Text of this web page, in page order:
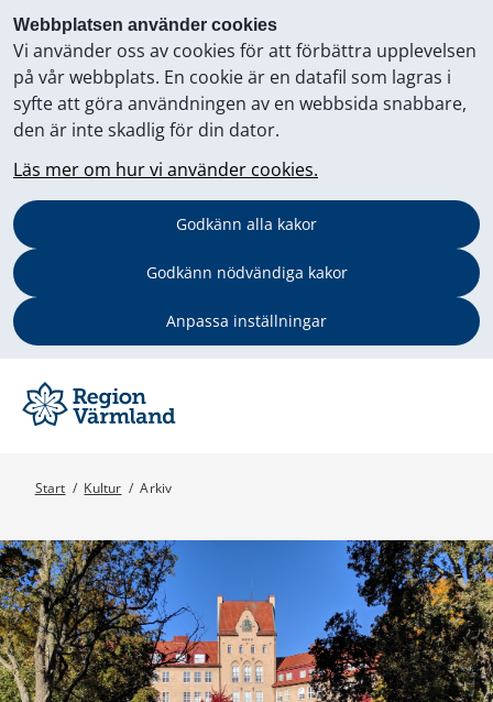
Webbplatsen använder cookies
Vi använder oss av cookies för att förbättra upplevelsen
på vår webbplats. En cookie är en datafil som lagras i
syfte att göra användningen av en webbsida snabbare,
den är inte skadlig för din dator.
Läs mer om hur vi använder cookies.
Godkänn alla kakor
Godkänn nödvändiga kakor
Anpassa inställningar
Start / Kultur / Arkiv